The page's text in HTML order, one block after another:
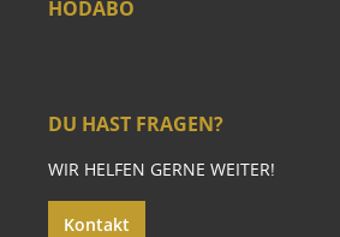
HODABO
DU HAST FRAGEN?
WIR HELFEN GERNE WEITER!
Kontakt